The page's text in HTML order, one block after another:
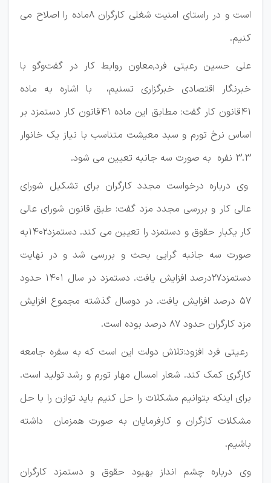
است و در راستای امنیت شغلی کارگران ۸ماده را اصلاح می
کنیم.
علی حسین رعیتی فرد,‌معاون روابط کار در گفت‌وگو با
خبرنگار اقتصادی خبرگزاری تسنیم، با اشاره به ماده
41قانون کار گفت: مطابق این ماده 41قانون کار دستمزد بر
اساس نرخ تورم و سبد معیشت متناسب با نیاز یک خانوار
3.3 نفره به صورت سه جانبه تعیین می شود.
وی درباره درخواست مجدد کارگران برای تشکیل شورای
عالی کار و بررسی مجدد مزد گفت: طبق قانون شورای عالی
کار یکبار حقوق و دستمزد را تعیین می کند. دستمزد1402به
صورت سه جانبه گرایی بحث و بررسی شد و در نهایت
دستمزد27درصد افزایش یافت. دستمزد در سال 1401 حدود
57 درصد افزایش یافت. در دوسال گذشته مجموع افزایش
مزد کارگران حدود 87 درصد بوده است.
رعیتی فرد افزود:تلاش دولت این است که به سفره جامعه
کارگری کمک کند. شعار امسال مهار تورم و رشد تولید است.
برای اینکه بتوانیم مشکلات را حل کنیم باید توازن را با حل
مشکلات کارگران و کارفرمایان به صورت همزمان داشته
باشیم.
وی درباره چشم انداز بهبود حقوق و دستمزد کارگران